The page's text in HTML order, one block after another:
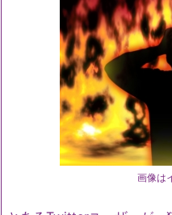
画像は